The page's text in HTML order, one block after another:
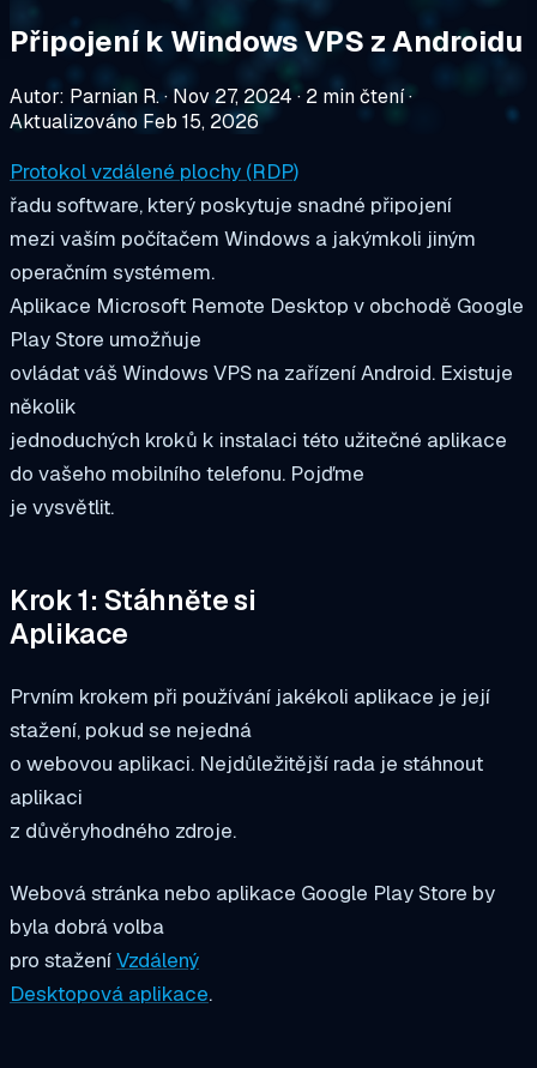
Připojení k Windows VPS z Androidu
Autor: Parnian R.· Nov 27, 2024 · 2 min čtení·
Aktualizováno Feb 15, 2026
Protokol vzdálené plochy (RDP)
řadu software, který poskytuje snadné připojení
mezi vaším počítačem Windows a jakýmkoli jiným
operačním systémem.
Aplikace Microsoft Remote Desktop v obchodě Google
Play Store umožňuje
ovládat váš Windows VPS na zařízení Android. Existuje
několik
jednoduchých kroků k instalaci této užitečné aplikace
do vašeho mobilního telefonu. Pojďme
je vysvětlit.
Krok 1: Stáhněte si
Aplikace
Prvním krokem při používání jakékoli aplikace je její
stažení, pokud se nejedná
o webovou aplikaci. Nejdůležitější rada je stáhnout
aplikaci
z důvěryhodného zdroje.
Webová stránka nebo aplikace Google Play Store by
byla dobrá volba
pro staženíVzdálený
Desktopová aplikace.